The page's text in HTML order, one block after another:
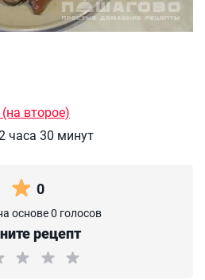
второе)
часа 30 минут
0
основе 0 голосов
рецепт